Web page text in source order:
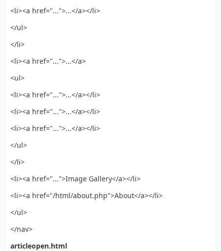
<li><a href="...">...</a></li>
</ul>
</li>
<li><a href="...">...</a>
<ul>
<li><a href="...">...</a></li>
<li><a href="...">...</a></li>
<li><a href="...">...</a></li>
</ul>
</li>
<li><a href="...">Image Gallery</a></li>
<li><a href="/html/about.php">About</a></li>
</ul>
</nav>
articleopen.html